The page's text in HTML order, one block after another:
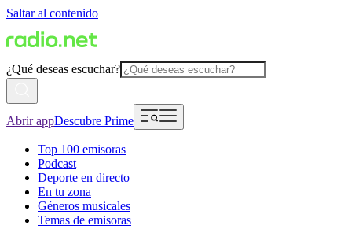
Saltar al contenido
¿Qué deseas escuchar?
Abrir appDescubre Prime
Top 100 emisoras
Podcast
Deporte en directo
En tu zona
Géneros musicales
Temas de emisoras